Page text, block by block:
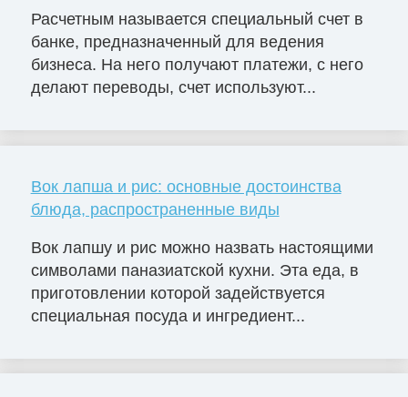
Расчетным называется специальный счет в
банке, предназначенный для ведения
бизнеса. На него получают платежи, с него
делают переводы, счет используют...
Вок лапша и рис: основные достоинства
блюда, распространенные виды
Вок лапшу и рис можно назвать настоящими
символами паназиатской кухни. Эта еда, в
приготовлении которой задействуется
специальная посуда и ингредиент...